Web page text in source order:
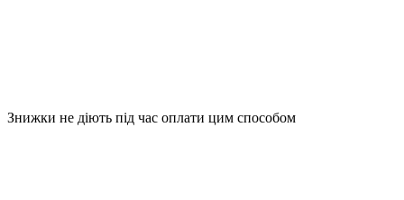
Знижки не діють під час оплати цим способом